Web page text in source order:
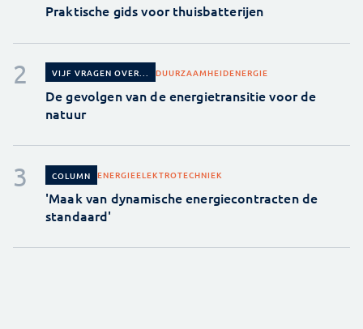
Praktische gids voor thuisbatterijen
VIJF VRAGEN OVER... DUURZAAMHEIDENERGIE
De gevolgen van de energietransitie voor de
natuur
COLUMN ENERGIEELEKTROTECHNIEK
'Maak van dynamische energiecontracten de
standaard'